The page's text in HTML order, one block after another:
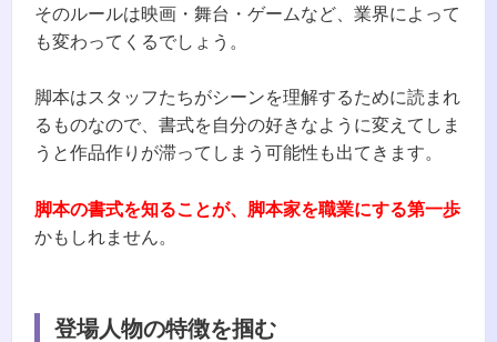
そのルールは映画・舞台・ゲームなど、業界によって
も変わってくるでしょう。
脚本はスタッフたちがシーンを理解するために読まれ
るものなので、書式を自分の好きなように変えてしま
うと作品作りが滞ってしまう可能性も出てきます。
脚本の書式を知ることが、脚本家を職業にする第一歩
かもしれません。
登場人物の特徴を掴む